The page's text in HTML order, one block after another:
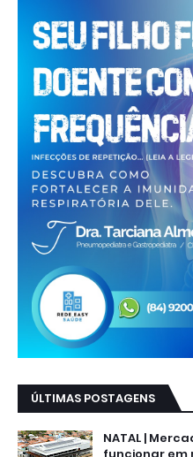
ÚLTIMAS POSTAGENS
NATAL |